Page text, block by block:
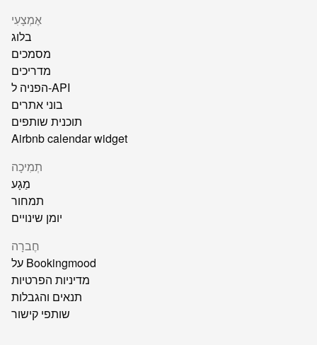
אֶמְצָעִי
בלוג
מסמכים
מדריכים
הפניה ל-API
בוני אתרים
תוכנית שותפים
Airbnb calendar widget
תְמִיכָה
מַגָע
תמחור
יומן שינויים
חֶברָה
על Bookingmood
מדיניות הפרטיות
תנאים והגבלות
שותפי קישור